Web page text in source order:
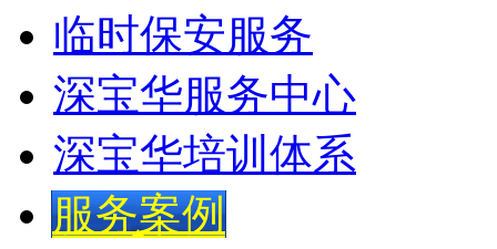
临时保安服务
深宝华服务中心
深宝华培训体系
服务案例